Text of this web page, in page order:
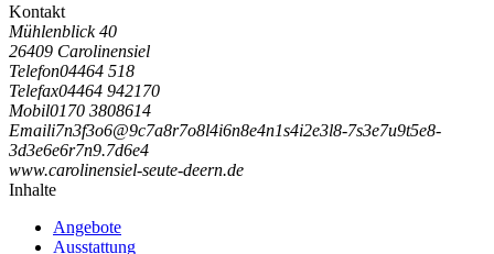
Kontakt
Mühlenblick 40
26409 Carolinensiel
Telefon04464 518
Telefax04464 942170
Mobil0170 3808614
Emaili7n3f3o6@9c7a8r7o8l4i6n8e4n1s4i2e3l8-7s3e7u9t5e8-
3d3e6e6r7n9.7d6e4
www.carolinensiel-seute-deern.de
Inhalte
Angebote
Ausstattung